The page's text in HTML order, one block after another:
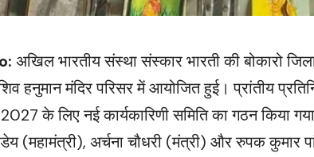
अखिल भारतीय संस्था संस्कार भारती की बोकारो
हनुमान मंदिर परिसर में आयोजित हुई। प्रांतीय
के लिए नई कार्यकारिणी समिति का गठन किया
(महामंत्री), अर्चना चौधरी (मंत्री) और रुपक कुमार